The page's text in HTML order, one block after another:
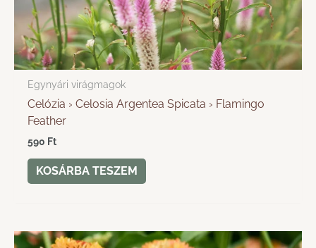
Egynyári virágmagok
Celózia › Celosia Argentea Spicata › Flamingo
Feather
590 Ft
KOSÁRBA TESZEM